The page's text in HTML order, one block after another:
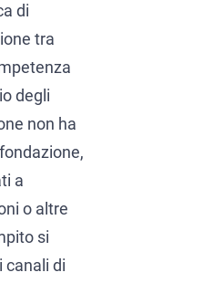
di
tra
degli
non ha
a
o altre
si
canali di